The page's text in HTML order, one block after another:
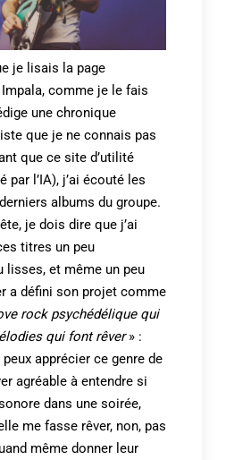
je lisais la page
comme je le fais
une chronique
que je ne connais pas
que ce site d’utilité
l’IA), j’ai écouté les
albums du groupe.
je dois dire que j’ai
titres un peu
lisses, et même un peu
a défini son projet comme
rock psychédélique qui
qui font rêver» :
apprécier ce genre de
agréable à entendre si
dans une soirée,
me fasse rêver, non, pas
même donner leur